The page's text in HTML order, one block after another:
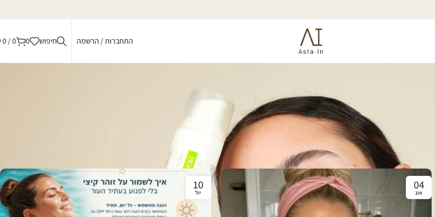
התחברות / הרשמה חיפוש 0
0
/
0
ומרתק מעולם הטיפוח, הבריאות והלייף-סטייל, בגובה העיניים ובצורה פשוטה להבנה. אנו מאמינים שידע הוא כוח, וכי הבנת התהליכים שעוברים על
בבלוג נועדו להעשרה, הרחבת אופקים והשראה בלבד.
04
אוג
10
יול